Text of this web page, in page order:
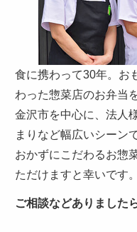
い。
食に携わって30年。お
わった惣菜店のお弁当
金沢市を中心に、法人
まりなど幅広いシーン
おかずにこだわるお惣
ただけますと幸いです。
ご相談などありました